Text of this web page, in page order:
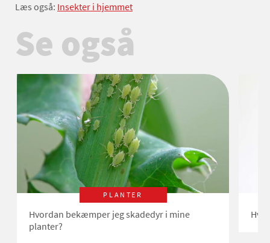
Læs også: Insekter i hjemmet
Se også
PLANTER
Hvordan bekæmper jeg skadedyr i mine
planter?